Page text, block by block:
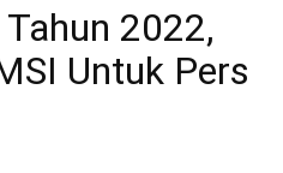
2022,
Untuk Pers